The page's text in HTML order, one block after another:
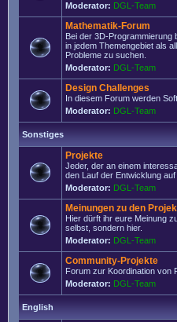
Moderator: DGL-Team
Mathematik-Forum
Bei der 3D-Programmierung
in jedem Themengebiet als
Probleme zu suchen.
Moderator: DGL-Team
Design Challenges
In diesem Forum werden
Moderator: DGL-Team
Sonstiges
Projekte
Jeder, der an einem
den Lauf der Entwicklung
Moderator: DGL-Team
Meinungen zu den
Hier dürft ihr eure Meinung
selbst, sondern hier.
Moderator: DGL-Team
Community-Projekte
Forum zur Koordination von
Moderator: DGL-Team
English